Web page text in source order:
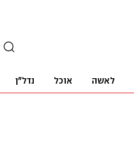
לאשה אוכל נדל"ן